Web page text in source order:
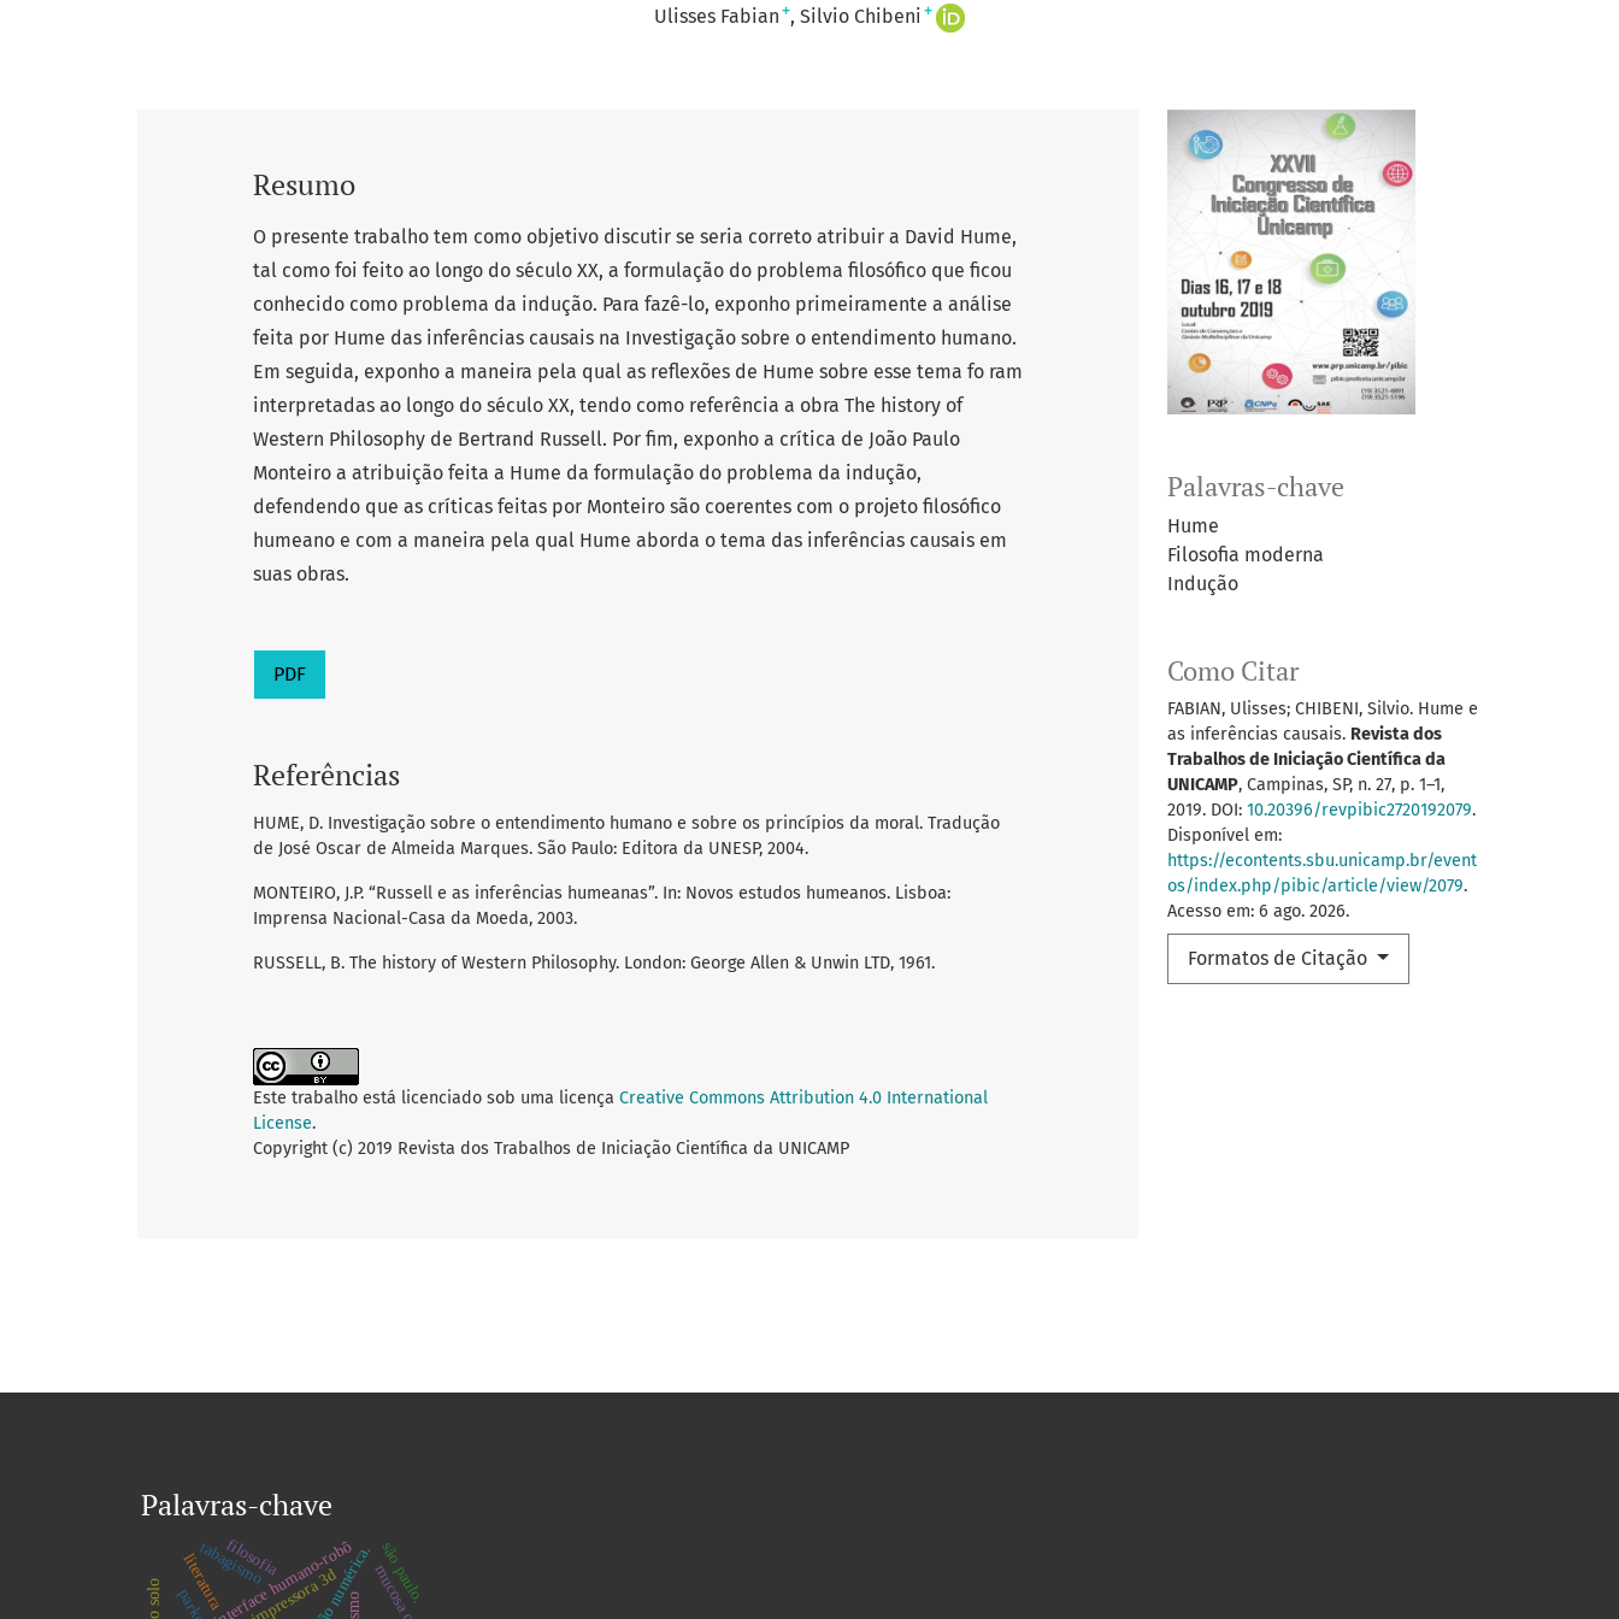
Ulisses Fabian + Silvio Chibeni +
Palavras-chave
Hume
Filosofia moderna
Indução
Como Citar
FABIAN, Ulisses; CHIBENI, Silvio. Hume e
as inferências causais. Revista dos
Trabalhos de Iniciação Científica da
UNICAMP, Campinas, SP, n. 27, p. 1–1,
2019. DOI: 10.20396/revpibic2720192079.
Disponível em:
https://econtents.sbu.unicamp.br/event
os/index.php/pibic/article/view/2079.
Acesso em: 6 ago. 2026.
Formatos de Citação
Resumo
O presente trabalho tem como objetivo discutir se seria correto atribuir a David Hume,
tal como foi feito ao longo do século XX, a formulação do problema filosófico que ficou
conhecido como problema da indução. Para fazê-lo, exponho primeiramente a análise
feita por Hume das inferências causais na Investigação sobre o entendimento humano.
Em seguida, exponho a maneira pela qual as reflexões de Hume sobre esse tema fo ram
interpretadas ao longo do século XX, tendo como referência a obra The history of
Western Philosophy de Bertrand Russell. Por fim, exponho a crítica de João Paulo
Monteiro a atribuição feita a Hume da formulação do problema da indução,
defendendo que as críticas feitas por Monteiro são coerentes com o projeto filosófico
humeano e com a maneira pela qual Hume aborda o tema das inferências causais em
suas obras.
PDF
Referências
HUME, D. Investigação sobre o entendimento humano e sobre os princípios da moral. Tradução
de José Oscar de Almeida Marques. São Paulo: Editora da UNESP, 2004.
MONTEIRO, J.P. “Russell e as inferências humeanas”. In: Novos estudos humeanos. Lisboa:
Imprensa Nacional-Casa da Moeda, 2003.
RUSSELL, B. The history of Western Philosophy. London: George Allen & Unwin LTD, 1961.
Este trabalho está licenciado sob uma licença Creative Commons Attribution 4.0 International
License.
Copyright (c) 2019 Revista dos Trabalhos de Iniciação Científica da UNICAMP
Palavras-chave
impressora 3d
interface humano-robô
tabagismo são paulo.
literaturafilosofia